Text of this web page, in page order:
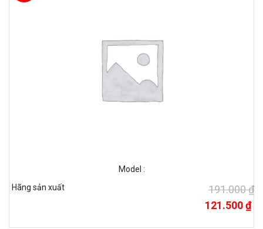
Model :
Hãng sản xuất
191.000 ₫
121.500 ₫